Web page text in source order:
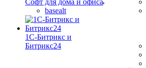
Софт для дома и офиса
basealt
1С-Битрикс и
Битрикс24